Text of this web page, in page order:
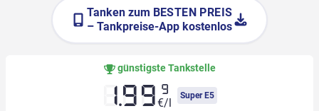
Tanken zum BESTEN PREIS
– Tankpreise-App kostenlos
günstigste Tankstelle
1.99 9
€/l
Super E5